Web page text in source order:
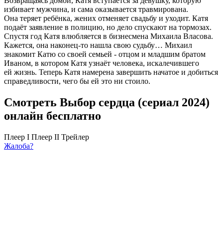
избивает мужчина, и сама оказывается травмирована.
Она теряет ребёнка, жених отменяет свадьбу и уходит. Катя
подаёт заявление в полицию, но дело спускают на тормозах.
Спустя год Катя влюбляется в бизнесмена Михаила Власова.
Кажется, она наконец-то нашла свою судьбу… Михаил
знакомит Катю со своей семьей - отцом и младшим братом
Иваном, в котором Катя узнаёт человека, искалечившего
ей жизнь. Теперь Катя намерена завершить начатое и добиться
справедливости, чего бы ей это ни стоило.
Смотреть Выбор сердца (сериал 2024)
онлайн бесплатно
Плеер I Плеер II Трейлер
Жалоба?